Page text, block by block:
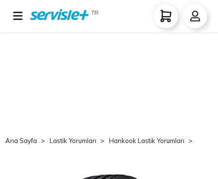
TR
Ana Sayfa Lastik Yorumları Hankook Lastik Yorumları